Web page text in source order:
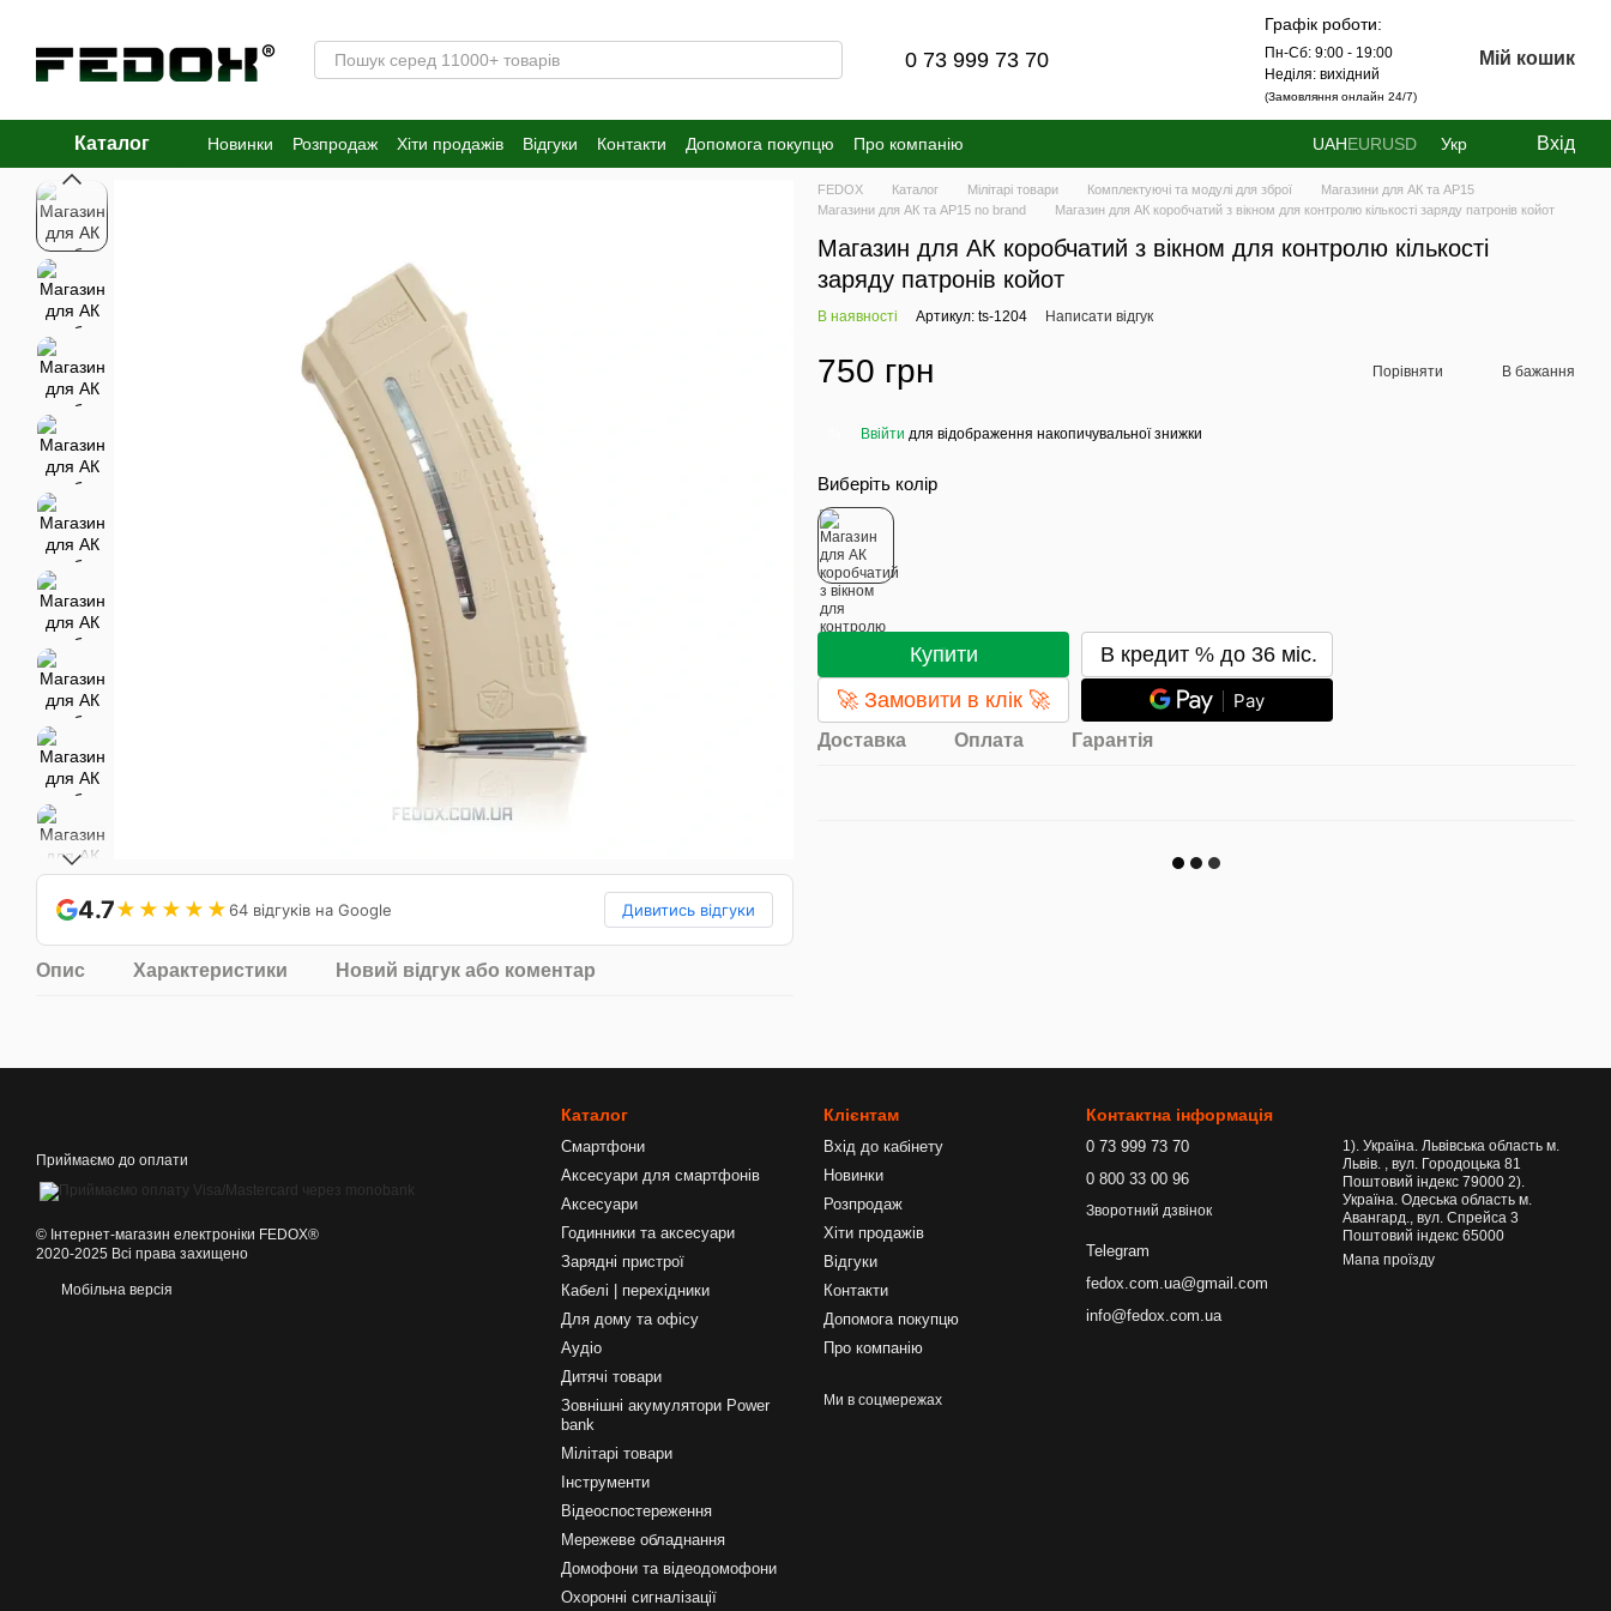
0 73 999 73 70
Графік роботи:
Пн-Сб: 9:00 - 19:00
Неділя: вихідний
(Замовляння онлайн 24/7)
Мій кошик
Каталог Новинки Розпродаж Хіти продажів Відгуки Контакти Допомога покупцю Про компанію UAHEURUSD Укр Вхід
4.7★★★★★64 відгуків на Google Дивитись відгуки
Опис Характеристики Новий відгук або коментар
FEDOX Каталог Мілітарі товари Комплектуючі та модулі для зброї
Магазини для АК та АР15
Магазини для АК та АР15 no brand
Магазин для АК коробчатий з вікном для контролю кількості заряду патронів койот
Магазин для АК коробчатий з вікном для контролю кількості
заряду патронів койот
В наявності Артикул: ts-1204 Написати відгук
750 грн Порівняти В бажання
Ввійти для відображення накопичувальної знижки
Виберіть колір
Купити
В кредит % до 36 міс.
🚀 Замовити в клік 🚀
Pay
Доставка Оплата Гарантія
Приймаємо до оплати
©️ Інтернет-магазин електроніки FEDOX®
2020-2025 Всі права захищено
Мобільна версія
Каталог
Смартфони
Аксесуари для смартфонів
Аксесуари
Годинники та аксесуари
Зарядні пристрої
Кабелі | перехідники
Для дому та офісу
Аудіо
Дитячі товари
Зовнішні акумулятори Power
bank
Мілітарі товари
Інструменти
Відеоспостереження
Мережеве обладнання
Домофони та відеодомофони
Охоронні сигналізації
Клієнтам
Вхід до кабінету
Новинки
Розпродаж
Хіти продажів
Відгуки
Контакти
Допомога покупцю
Про компанію
Ми в соцмережах
Контактна інформація
0 73 999 73 70
0 800 33 00 96
Зворотний дзвінок
Telegram
fedox.com.ua@gmail.com
info@fedox.com.ua
1). Україна. Львівська область м.
Львів. , вул. Городоцька 81
Поштовий індекс 79000 2).
Україна. Одеська область м.
Авангард., вул. Спрейса 3
Поштовий індекс 65000
Мапа проїзду